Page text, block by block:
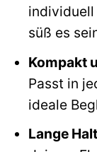
individuell
süß es
Kompakt
Passt in
ideale
Lange